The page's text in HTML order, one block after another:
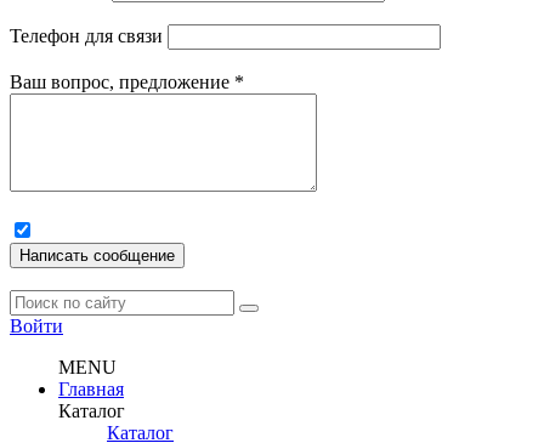
Телефон для связи
Ваш вопрос, предложение *
Написать сообщение
Войти
MENU
Главная
Каталог
Каталог